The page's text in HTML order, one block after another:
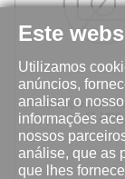
Este
Utilizamos
anúncios,
analisar o
informações
nossos
análise, que as
que lhes
Substituição vidro
SE 2020